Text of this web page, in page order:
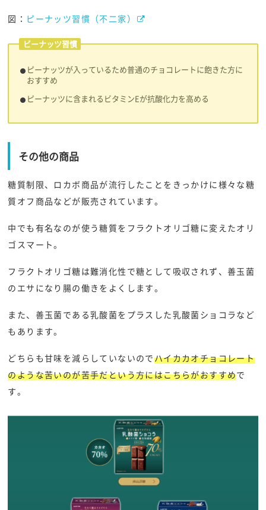
図： ピーナッツ習慣（不二家）
ビーナッツ習慣
ピーナッツが入っているため普通のチョコレートに飽きた方に
おすすめ
ピーナッツに含まれるビタミンEが抗酸化力を高める
その他の商品
糖質制限、ロカボ商品が流行したことをきっかけに様々な糖
質オフ商品などが販売されています。
中でも有名なのが使う糖質をフラクトオリゴ糖に変えたオリ
ゴスマート。
フラクトオリゴ糖は難消化性で糖として吸収されず、善玉菌
のエサになり腸の働きをよくします。
また、善玉菌である乳酸菌をプラスした乳酸菌ショコラなど
もあります。
どちらも甘味を減らしていないのでハイカカオチョコレート
のような苦いのが苦手だという方にはこちらがおすすめで
す。